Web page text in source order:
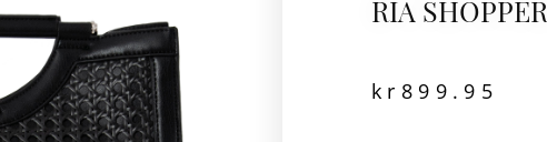
RIA SHOPPER
kr 899.95